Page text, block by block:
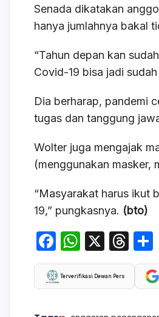
Senada dikatakan
hanya jumlahnya bakal
“Tahun depan kan
Covid-19 bisa jadi
Dia berharap, pandemi
tugas dan tanggung
Wolter juga mengajak
(menggunakan masker,
“Masyarakat harus ikut
19,” pungkasnya. (bto)
F
a
c
W
h
at
X
T
hr
e
Terverifikasi Dewan Pers